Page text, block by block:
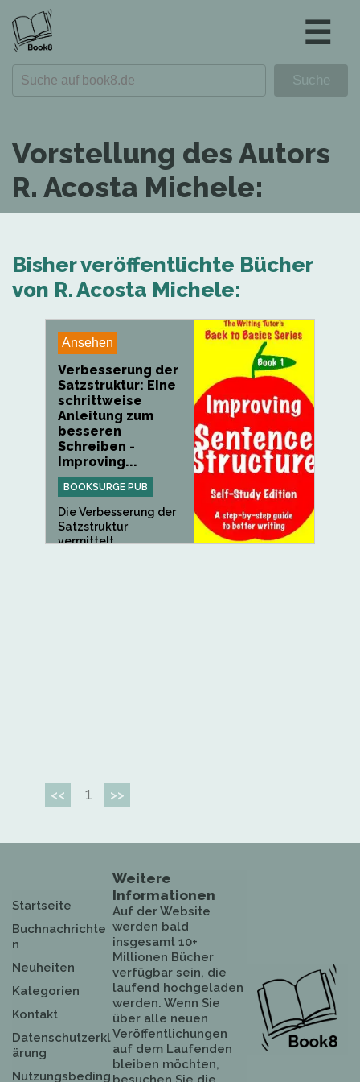
☰
Vorstellung des Autors
R. Acosta Michele:
Bisher veröffentlichte Bücher
von R. Acosta Michele:
Ansehen
Verbesserung der
Satzstruktur: Eine
schrittweise
Anleitung zum
besseren
Schreiben -
Improving...
BOOKSURGE PUB
Die Verbesserung der
Satzstruktur
vermittelt...
<< 1 >>
Startseite
Buchnachrichte
n
Neuheiten
Kategorien
Kontakt
Datenschutzerkl
ärung
Nutzungsbeding
Weitere
Informationen
Auf der Website
werden bald
insgesamt 10+
Millionen Bücher
verfügbar sein, die
laufend hochgeladen
werden. Wenn Sie
über alle neuen
Veröffentlichungen
auf dem Laufenden
bleiben möchten,